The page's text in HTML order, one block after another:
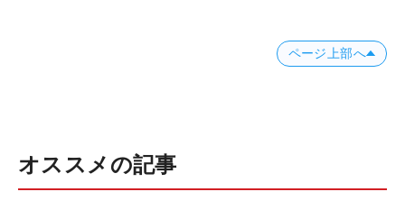
ページ上部へ
オススメの記事